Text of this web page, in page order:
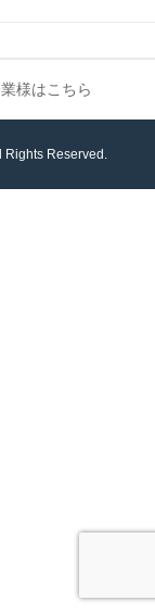
様はこちら
Rights Reserved.